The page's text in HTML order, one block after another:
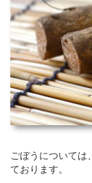
ごぼうについては
ております。